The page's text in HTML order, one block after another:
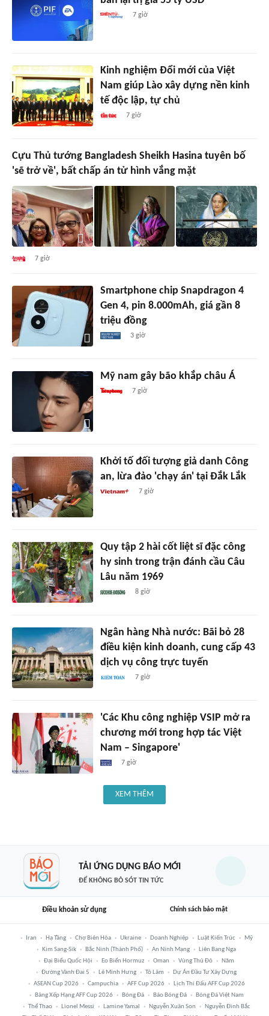
7 giờ
Kinh nghiệm Đổi mới của Việt
Nam giúp Lào xây dựng nền kinh
tế độc lập, tự chủ
7 giờ
Cựu Thủ tướng Bangladesh Sheikh Hasina tuyên bố
'sẽ trở về', bất chấp án tử hình vắng mặt
7 giờ
Smartphone chip Snapdragon 4
Gen 4, pin 8.000mAh, giá gần 8
triệu đồng
3 giờ
Mỹ nam gây bão khắp châu Á
7 giờ
Khởi tố đối tượng giả danh Công
an, lừa đảo 'chạy án' tại Đắk Lắk
7 giờ
Quy tập 2 hài cốt liệt sĩ đặc công
hy sinh trong trận đánh cầu Câu
Lâu năm 1969
8 giờ
Ngân hàng Nhà nước: Bãi bỏ 28
điều kiện kinh doanh, cung cấp 43
dịch vụ công trực tuyến
7 giờ
'Các Khu công nghiệp VSIP mở ra
chương mới trong hợp tác Việt
Nam – Singapore'
7 giờ
XEM THÊM
TẢI ỨNG DỤNG BÁO MỚI
ĐỂ KHÔNG BỎ SÓT TIN TỨC
Điều khoản sử dụng Chính sách bảo mật
Iran Hạ Tầng Chợ Biên Hòa Ukraine Doanh Nghiệp Luật Kiến Trúc
Mỹ
Kim Sang-Sik
Bắc Ninh (thành Phố) An Ninh Mạng
Liên Bang Nga
Đại Biểu Quốc Hội
Eo Biển Hormuz Oman Vùng Thủ Đô
Năm
Đường Vành Đai 5
Lê Minh Hưng Tô Lâm
Dự Án Đầu Tư Xây Dựng
ASEAN Cup 2026
Campuchia AFF Cup 2026
Lịch Thi Đấu AFF Cup 2026
Bảng Xếp Hạng AFF Cup 2026
Bóng Đá Báo Bóng Đá
Bóng Đá Việt Nam
Thể Thao
Lionel Messi Lamine Yamal Nguyễn Xuân Son
Nguyễn Đình Bắc